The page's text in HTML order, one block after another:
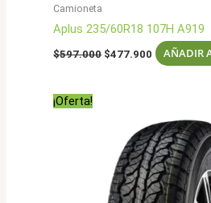
Camioneta
Aplus 235/60R18 107H A919
$597.000 El
$477.900 El
precio
AÑADIR
¡Oferta!